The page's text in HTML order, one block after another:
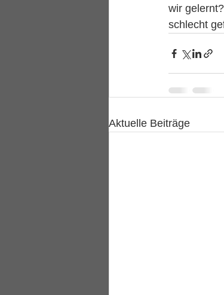
wir
schlecht
Aktuelle Beiträge